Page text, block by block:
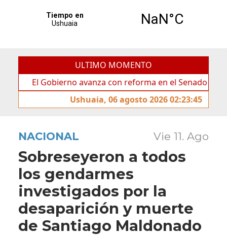
ULTIMO MOMENTO
Gobierno avanza con reforma en el Senado
Ideas
Ushuaia, 06 agosto 2026 02:23:45
NACIONAL Vie 11. Ago
Sobreseyeron a todos
los gendarmes
investigados por la
desaparición y muerte
de Santiago Maldonado